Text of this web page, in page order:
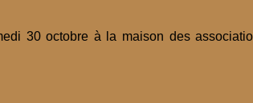
30 octobre à la maison des